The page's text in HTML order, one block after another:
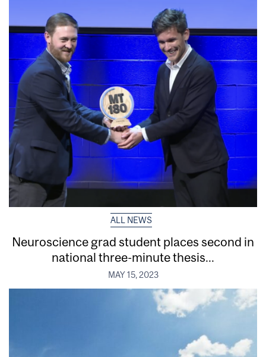
ALL NEWS
Neuroscience grad student places second in
national three-minute thesis...
MAY 15, 2023